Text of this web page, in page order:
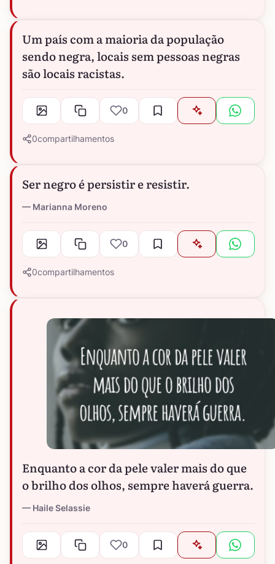
Um país com a maioria da população
sendo negra, locais sem pessoas negras
são locais racistas.
0
0compartilhamentos
Ser negro é persistir e resistir.
Marianna Moreno
0
0compartilhamentos
Enquanto a cor da pele valer mais do que
o brilho dos olhos, sempre haverá guerra.
Haile Selassie
0